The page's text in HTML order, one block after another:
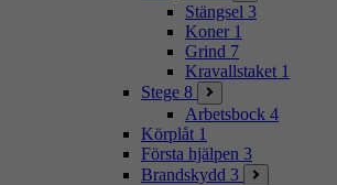
Stängsel 3
Koner 1
Grind 7
Kravallstaket 1
Stege 8
Arbetsbock 4
Körplåt 1
Första hjälpen 3
Brandskydd 3